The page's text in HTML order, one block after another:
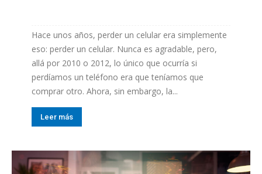
Hace unos años, perder un celular era simplemente
eso: perder un celular. Nunca es agradable, pero,
allá por 2010 o 2012, lo único que ocurría si
perdíamos un teléfono era que teníamos que
comprar otro. Ahora, sin embargo, la...
Leer más